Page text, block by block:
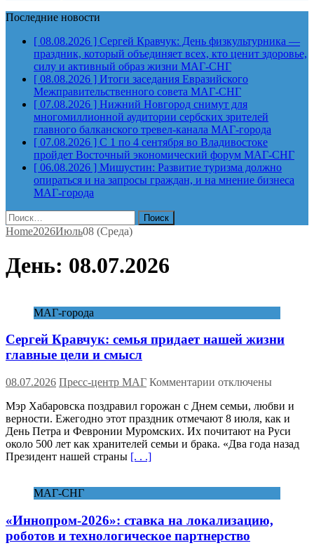
Последние новости
[ 08.08.2026 ] Сергей Кравчук: День физкультурника —
праздник, который объединяет всех, кто ценит здоровье,
силу и активный образ жизни МАГ-СНГ
[ 08.08.2026 ] Итоги заседания Евразийского
Межправительственного совета МАГ-СНГ
[ 07.08.2026 ] Нижний Новгород снимут для
многомиллионной аудитории сербских зрителей
главного балканского тревел-канала МАГ-города
[ 07.08.2026 ] С 1 по 4 сентября во Владивостоке
пройдет Восточный экономический форум МАГ-СНГ
[ 06.08.2026 ] Мишустин: Развитие туризма должно
опираться и на запросы граждан, и на мнение бизнеса
МАГ-города
Найти:
Home2026Июль08 (Среда)
День: 08.07.2026
МАГ-города
Сергей Кравчук: семья придает нашей жизни
главные цели и смысл
08.07.2026 Пресс-центр МАГ Комментарии к
Сергей
Кравчук:
семья
придает
смысл
отключены
Мэр Хабаровска поздравил горожан с Днем семьи, любви и
верности. Ежегодно этот праздник отмечают 8 июля, как и
День Петра и Февронии Муромских. Их почитают на Руси
около 500 лет как хранителей семьи и брака. «Два года назад
Президент нашей страны [. . .]
МАГ-СНГ
«Иннопром-2026»: ставка на локализацию,
роботов и технологическое партнерство